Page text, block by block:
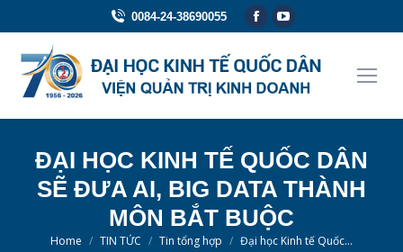
0084-24-38690055
Facebook
opens
in
YouTube
opens
in
ĐẠI HỌC KINH TẾ QUỐC DÂN
SẼ ĐƯA AI, BIG DATA THÀNH
MÔN BẮT BUỘC
You are here:
Home TIN TỨC Tin tổng hợp Đại học Kinh tế Quốc…